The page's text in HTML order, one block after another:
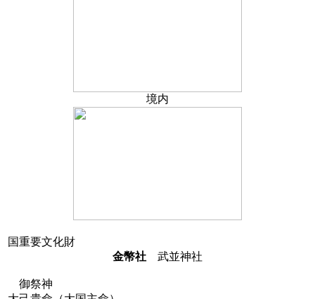
境内
国重要文化財
金幣社 武並神社
御祭神